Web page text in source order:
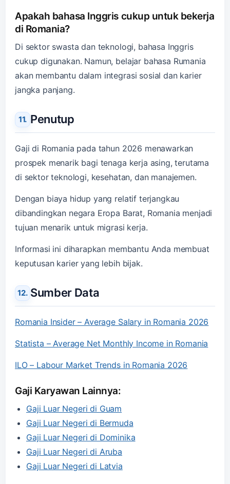
Apakah bahasa Inggris cukup untuk bekerja
di Romania?
Di sektor swasta dan teknologi, bahasa Inggris
cukup digunakan. Namun, belajar bahasa Rumania
akan membantu dalam integrasi sosial dan karier
jangka panjang.
Penutup
Gaji di Romania pada tahun 2026 menawarkan
prospek menarik bagi tenaga kerja asing, terutama
di sektor teknologi, kesehatan, dan manajemen.
Dengan biaya hidup yang relatif terjangkau
dibandingkan negara Eropa Barat, Romania menjadi
tujuan menarik untuk migrasi kerja.
Informasi ini diharapkan membantu Anda membuat
keputusan karier yang lebih bijak.
Sumber Data
Romania Insider – Average Salary in Romania 2026
Statista – Average Net Monthly Income in Romania
ILO – Labour Market Trends in Romania 2026
Gaji Karyawan Lainnya:
Gaji Luar Negeri di Guam
Gaji Luar Negeri di Bermuda
Gaji Luar Negeri di Dominika
Gaji Luar Negeri di Aruba
Gaji Luar Negeri di Latvia